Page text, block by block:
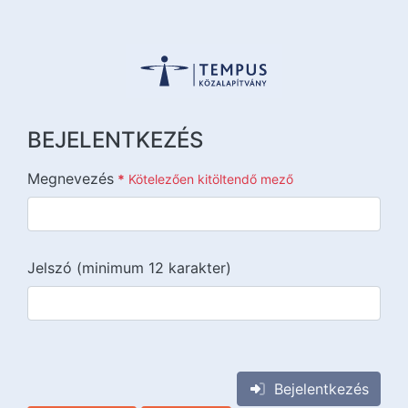
BEJELENTKEZÉS
Megnevezés * Kötelezően kitöltendő mező
Jelszó (minimum 12 karakter)
Bejelentkezés